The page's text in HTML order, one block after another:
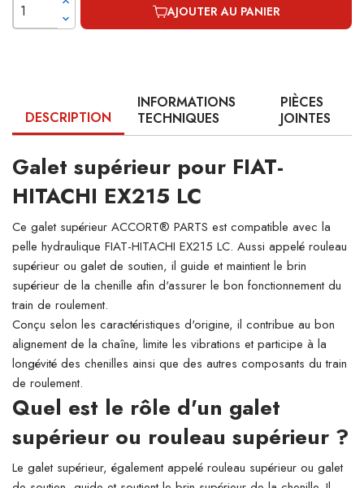
AJOUTER AU PANIER
DESCRIPTION
INFORMATIONS
TECHNIQUES
PIÈCES
JOINTES
Galet supérieur pour FIAT-
HITACHI EX215 LC
Ce galet supérieur ACCORT® PARTS est compatible avec la
pelle hydraulique FIAT-HITACHI EX215 LC. Aussi appelé rouleau
supérieur ou galet de soutien, il guide et maintient le brin
supérieur de la chenille afin d'assurer le bon fonctionnement du
train de roulement.
Conçu selon les caractéristiques d'origine, il contribue au bon
alignement de la chaîne, limite les vibrations et participe à la
longévité des chenilles ainsi que des autres composants du train
de roulement.
Quel est le rôle d'un galet
supérieur ou rouleau supérieur ?
Le galet supérieur, également appelé rouleau supérieur ou galet